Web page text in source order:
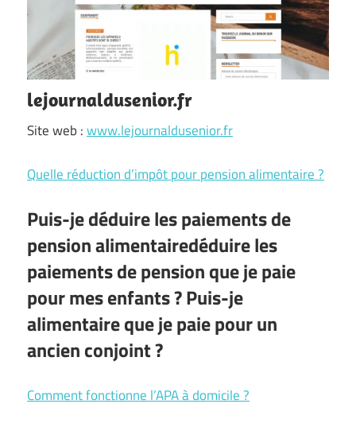
lejournaldusenior.fr
Site web :www.lejournaldusenior.fr
Quelle réduction d’impôt pour pension alimentaire ?
Puis-jedéduire les paiements de
pension alimentairedéduire les
paiements de pensionque je paie
pour mes enfants ? Puis-je
alimentaire que je paie pour un
ancien conjoint ?
Comment fonctionne l’APA à domicile ?